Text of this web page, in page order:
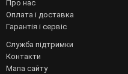
Про нас
Оплата і доставка
Гарантія і сервіс
Служба підтримки
Контакти
Мапа сайту